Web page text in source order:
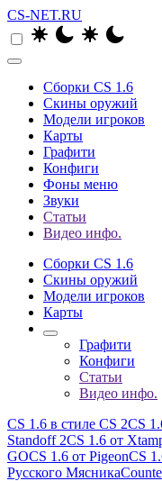
CS-NET.RU
Сборки CS 1.6
Скины оружий
Модели игроков
Карты
Графити
Конфиги
Фоны меню
Звуки
Статьи
Видео инфо.
Сборки CS 1.6
Скины оружий
Модели игроков
Карты
Графити
Конфиги
Статьи
Видео инфо.
CS 1.6 в стиле CS 2CS
Standoff 2CS 1.6 от
GOCS 1.6 от PigeonCS
Русского Мясника